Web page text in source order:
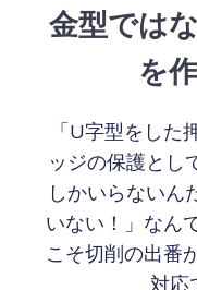
金型では
を
「U字型をした
ッジの保護とし
しかいらないん
いない！」なん
こそ切削の出番
対応